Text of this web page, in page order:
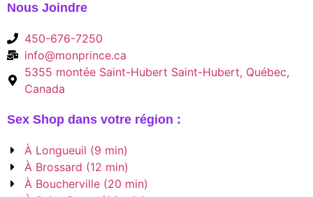
Nous Joindre
450-676-7250
info@monprince.ca
5355 montée Saint-Hubert Saint-Hubert, Québec,
Canada
Sex Shop dans votre région :
À Longueuil (9 min)
À Brossard (12 min)
À Boucherville (20 min)